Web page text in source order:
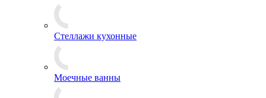
Стеллажи кухонные
Моечные ванны